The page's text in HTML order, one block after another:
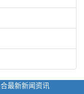
最新新闻资讯